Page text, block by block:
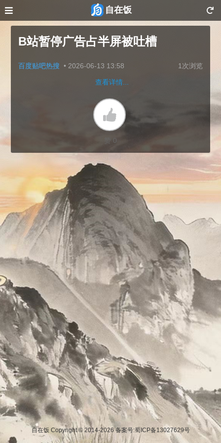
自在饭
B站暂停广告占半屏被吐槽
百度贴吧热搜 • 2026-06-13 13:58 1次浏览
查看详情...
赞 0
自在饭 Copyright © 2014-2026备案号:蜀ICP备13027629号